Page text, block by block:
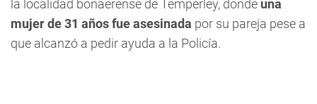
la localidad bonaerense de Temperley, donde una
mujer de 31 años fue asesinada por su pareja pese a
que alcanzó a pedir ayuda a la Policía.